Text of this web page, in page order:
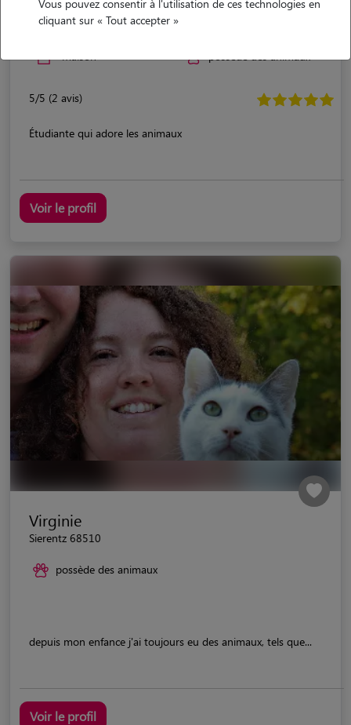
Mallory
WALTENHEIM 68510
5/5 (2 avis)
Étudiante qui adore les animaux
Voir le profil
Virginie
Sierentz 68510
possède des animaux
depuis mon enfance j'ai toujours eu des animaux, tels que...
Voir le profil
Vous pouvez consentir à l'utilisation de ces technologies en
cliquant sur « Tout accepter »